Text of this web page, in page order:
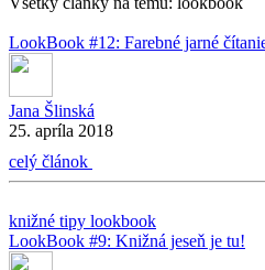
LookBook #12: Farebné jarné
Jana Šlinská
25. apríla 2018
celý článok
knižné tipy lookbook
LookBook #9: Knižná jeseň je tu!